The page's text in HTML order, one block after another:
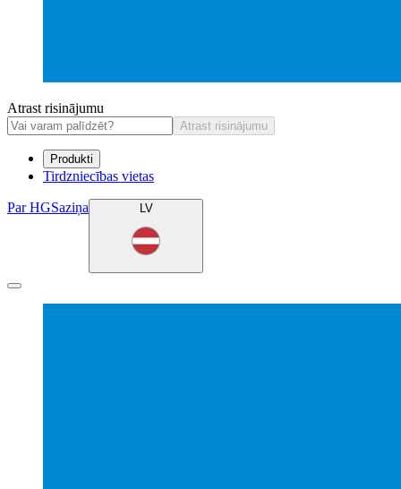
Atrast risinājumu
Atrast risinājumu
Produkti
Tirdzniecības vietas
Par HGSaziņa LV